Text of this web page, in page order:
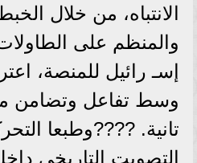
الانتباه، من خلال
والمنظم على
إسـ رائيل للمنصة،
وسط تفاعل وتضامن
تانية. ????وطبعا
التصويت التاريخي